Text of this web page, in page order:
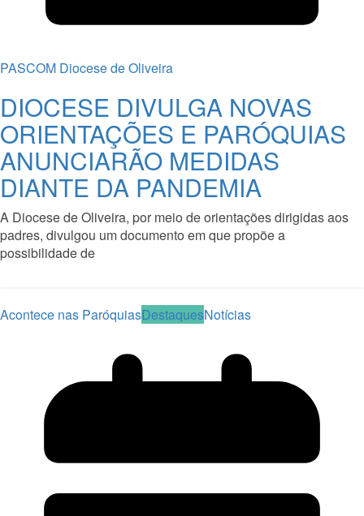
PASCOM Diocese de Oliveira
DIOCESE DIVULGA NOVAS
ORIENTAÇÕES E PARÓQUIAS
ANUNCIARÃO MEDIDAS
DIANTE DA PANDEMIA
A Diocese de Oliveira, por meio de orientações dirigidas aos
padres, divulgou um documento em que propõe a
possibilidade de
Acontece nas ParóquiasDestaquesNotícias